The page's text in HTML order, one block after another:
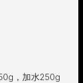
，加水250g